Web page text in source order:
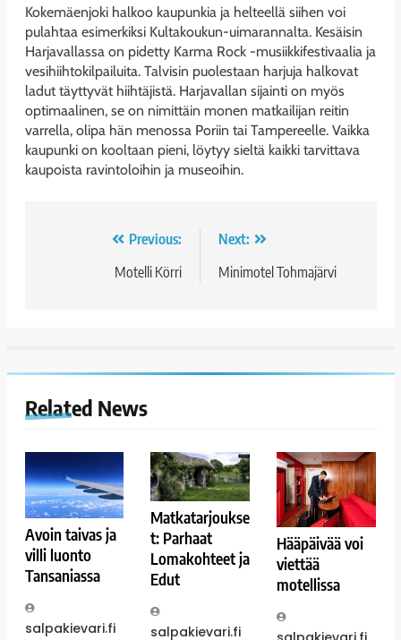
Kokemäenjoki halkoo kaupunkia ja helteellä siihen voi
pulahtaa esimerkiksi Kultakoukun-uimarannalta. Kesäisin
Harjavallassa on pidetty Karma Rock -musiikkifestivaalia ja
vesihiihtokilpailuita. Talvisin puolestaan harjuja halkovat
ladut täyttyvät hiihtäjistä. Harjavallan sijainti on myös
optimaalinen, se on nimittäin monen matkailijan reitin
varrella, olipa hän menossa Poriin tai Tampereelle. Vaikka
kaupunki on kooltaan pieni, löytyy sieltä kaikki tarvittava
kaupoista ravintoloihin ja museoihin.
ArtikkelienPrevious:
Motelli Körri
Next:
Minimotel Tohmajärvi
Related News
Avoin taivas ja
villi luonto
Tansaniassa
salpakievari.fi
Matkatarjoukse
t: Parhaat
Lomakohteet ja
Edut
salpakievari.fi
Hääpäivää voi
viettää
motellissa